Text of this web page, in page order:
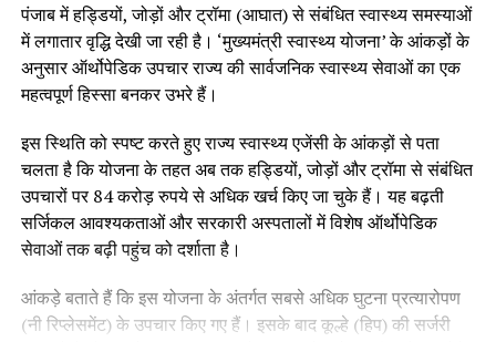
पंजाब में हड्डियों, जोड़ों और ट्रॉमा (आघात) से संबंधित स्वास्थ्य समस्याओं
में लगातार वृद्धि देखी जा रही है। ‘मुख्यमंत्री स्वास्थ्य योजना’ के आंकड़ों के
अनुसार ऑर्थोपेडिक उपचार राज्य की सार्वजनिक स्वास्थ्य सेवाओं का एक
महत्वपूर्ण हिस्सा बनकर उभरे हैं।
इस स्थिति को स्पष्ट करते हुए राज्य स्वास्थ्य एजेंसी के आंकड़ों से पता
चलता है कि योजना के तहत अब तक हड्डियों, जोड़ों और ट्रॉमा से संबंधित
उपचारों पर 84 करोड़ रुपये से अधिक खर्च किए जा चुके हैं। यह बढ़ती
सर्जिकल आवश्यकताओं और सरकारी अस्पतालों में विशेष ऑर्थोपेडिक
सेवाओं तक बढ़ी पहुंच को दर्शाता है।
आंकड़े बताते हैं कि इस योजना के अंतर्गत सबसे अधिक घुटना प्रत्यारोपण
(नी रिप्लेसमेंट) के उपचार किए गए हैं। इसके बाद कूल्हे (हिप) की सर्जरी